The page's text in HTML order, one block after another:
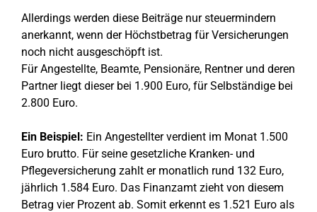
Allerdings werden diese Beiträge nur steuermindern
anerkannt, wenn der Höchstbetrag für Versicherungen
noch nicht ausgeschöpft ist.
Für Angestellte, Beamte, Pensionäre, Rentner und deren
Partner liegt dieser bei 1.900 Euro, für Selbständige bei
2.800 Euro.
Ein Beispiel: Ein Angestellter verdient im Monat 1.500
Euro brutto. Für seine gesetzliche Kranken- und
Pflegeversicherung zahlt er monatlich rund 132 Euro,
jährlich 1.584 Euro. Das Finanzamt zieht von diesem
Betrag vier Prozent ab. Somit erkennt es 1.521 Euro als